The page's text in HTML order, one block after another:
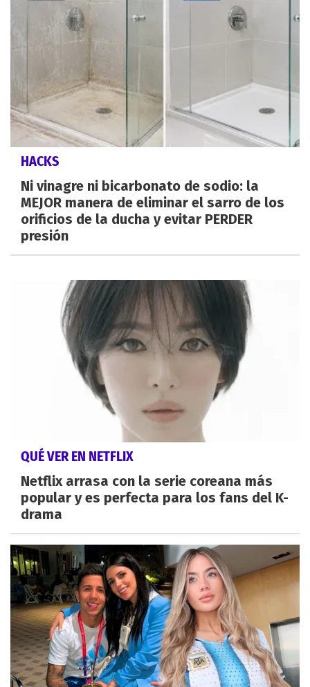
HACKS
Ni vinagre ni bicarbonato de sodio: la
MEJOR manera de eliminar el sarro de los
orificios de la ducha y evitar PERDER
presión
QUÉ VER EN NETFLIX
Netflix arrasa con la serie coreana más
popular y es perfecta para los fans del K-
drama